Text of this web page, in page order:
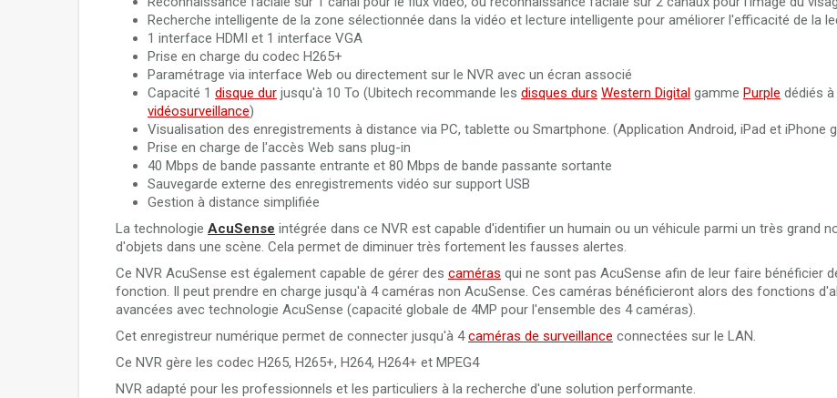
Câble HDMI 2.0 de 50 mètres en fibre optique 4K Ultra HD
Câble HDMI 2.0 de 100 mètres en fibre optique 4K Ultra HD
3840x2160@60Hz
Recherche intelligente de la zone sélectionnée dans la vidéo et lecture intelligente pour améliorer l'efficacité de la
1 interface HDMI et 1 interface VGA
Prise en charge du codec H265+
Paramétrage via interface Web ou directement sur le NVR avec un écran associé
Capacité 1 disque dur jusqu'à 10 To (Ubitech recommande les disques durs Western Digital gamme Purple dédiés à
vidéosurveillance)
Visualisation des enregistrements à distance via PC, tablette ou Smartphone. (Application Android, iPad et iPhone
Prise en charge de l'accès Web sans plug-in
40 Mbps de bande passante entrante et 80 Mbps de bande passante sortante
Sauvegarde externe des enregistrements vidéo sur support USB
Gestion à distance simplifiée
La technologie AcuSense intégrée dans ce NVR est capable d'identifier un humain ou un véhicule parmi un très grand
d'objets dans une scène. Cela permet de diminuer très fortement les fausses alertes.
Ce NVR AcuSense est également capable de gérer des caméras qui ne sont pas AcuSense afin de leur faire bénéficier
fonction. Il peut prendre en charge jusqu'à 4 caméras non AcuSense. Ces caméras bénéficieront alors des fonctions
avancées avec technologie AcuSense (capacité globale de 4MP pour l'ensemble des 4 caméras).
Cet enregistreur numérique permet de connecter jusqu'à 4caméras de surveillance connectées sur le LAN.
Ce NVR gère les codec H265, H265+, H264, H264+ et MPEG4
NVR adapté pour les professionnels et les particuliers à la recherche d'une solution performante.